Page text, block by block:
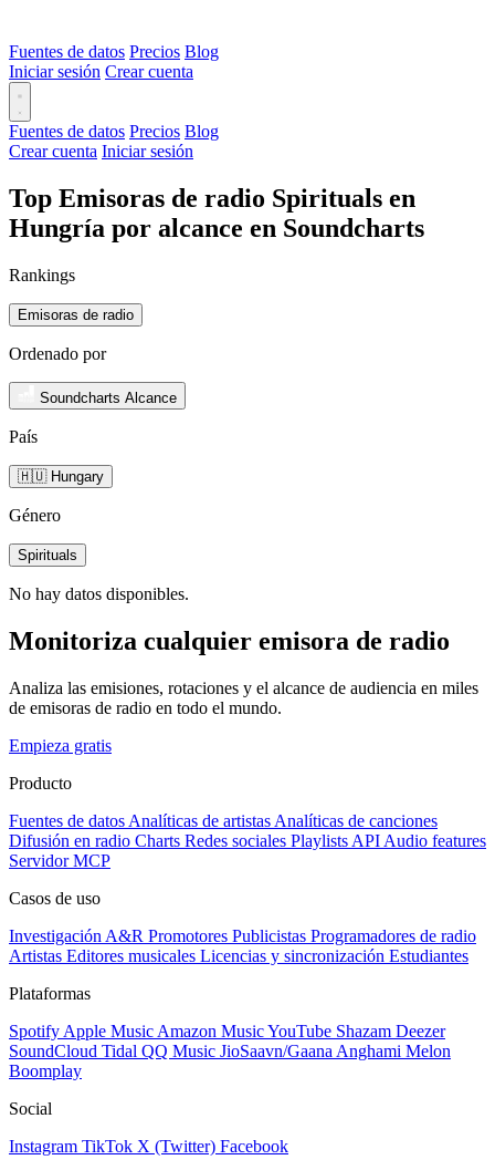
Fuentes de datos Precios Blog
Iniciar sesión Crear cuenta
Fuentes de datos Precios Blog
Crear cuenta Iniciar sesión
Top Emisoras de radio Spirituals en
Hungría por alcance en Soundcharts
Rankings
Emisoras de radio
Ordenado por
Soundcharts Alcance
País
🇭🇺 Hungary
Género
Spirituals
No hay datos disponibles.
Monitoriza cualquier emisora de radio
Analiza las emisiones, rotaciones y el alcance de audiencia en miles
de emisoras de radio en todo el mundo.
Empieza gratis
Producto
Fuentes de datos Analíticas de artistas Analíticas de canciones
Difusión en radio Charts Redes sociales Playlists API Audio features
Servidor MCP
Casos de uso
Investigación A&R Promotores Publicistas Programadores de radio
Artistas Editores musicales Licencias y sincronización Estudiantes
Plataformas
Spotify Apple Music Amazon MusicYouTube Shazam Deezer
SoundCloud Tidal QQ Music JioSaavn/Gaana Anghami Melon
Boomplay
Social
Instagram TikTok X (Twitter) Facebook